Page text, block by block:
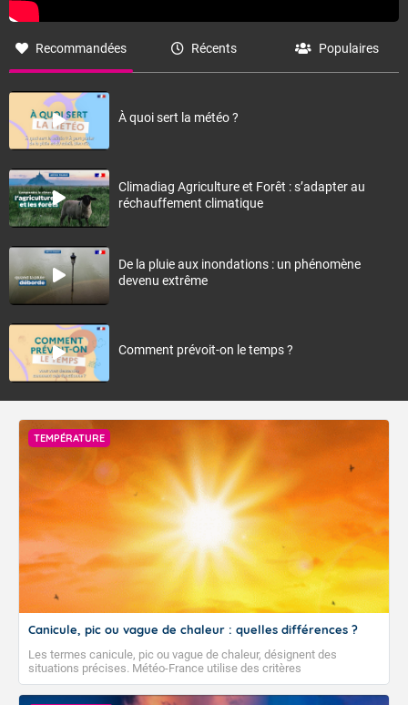
Recommandées Récents Populaires
À quoi sert la météo ?
Climadiag Agriculture et Forêt : s’adapter au
réchauffement climatique
De la pluie aux inondations : un phénomène
devenu extrême
Comment prévoit-on le temps ?
TEMPÉRATURE
Canicule, pic ou vague de chaleur : quelles différences ?
Les termes canicule, pic ou vague de chaleur, désignent des
situations précises. Météo-France utilise des critères
climatologiques pour évaluer et qualifier les épisodes de chaleur qui
peuvent avoir des impacts sanitaires et socio-économiques